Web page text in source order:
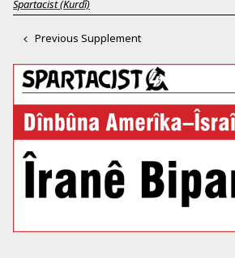
Spartacist (Kurdî)
Previous Supplement